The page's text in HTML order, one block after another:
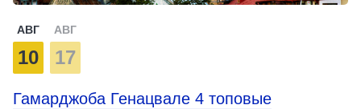
АВГ
10
АВГ
17
Гамарджоба Генацвале 4 топовые